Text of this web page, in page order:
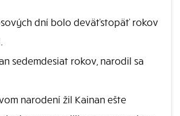
dní bolo deväťstopäť rokov
sedemdesiat rokov, narodil sa
narodení žil Kainan ešte